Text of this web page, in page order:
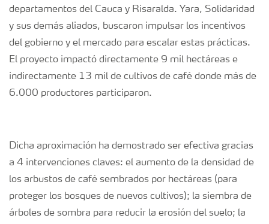
departamentos del Cauca y Risaralda. Yara, Solidaridad
y sus demás aliados, buscaron impulsar los incentivos
del gobierno y el mercado para escalar estas prácticas.
El proyecto impactó directamente 9 mil hectáreas e
indirectamente 13 mil de cultivos de café donde más de
6.000 productores participaron.
Dicha aproximación ha demostrado ser efectiva gracias
a 4 intervenciones claves: el aumento de la densidad de
los arbustos de café sembrados por hectáreas (para
proteger los bosques de nuevos cultivos); la siembra de
árboles de sombra para reducir la erosión del suelo; la